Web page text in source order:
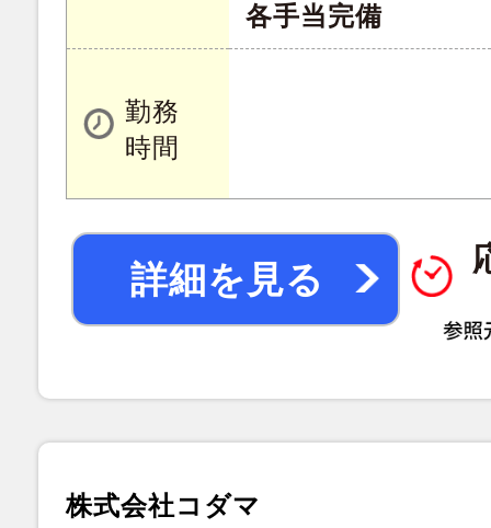
各手当完備
勤務
時間
詳細を見る
株式会社コダマ